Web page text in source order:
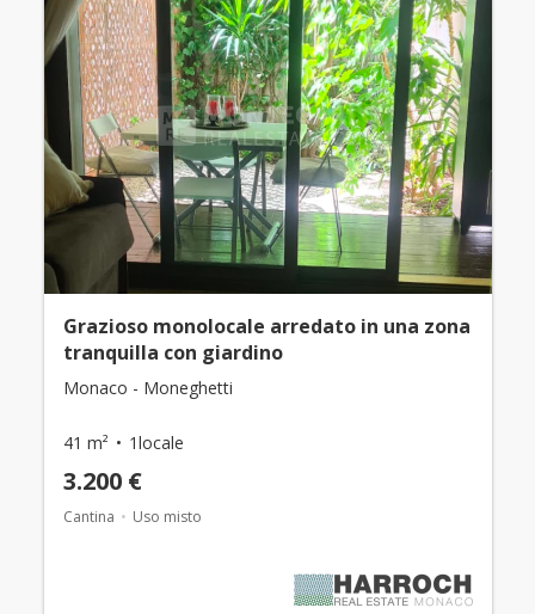
Grazioso monolocale arredato in una zona
tranquilla con giardino
Monaco - Moneghetti
41 m² 1locale
3.200 €
Cantina Uso misto